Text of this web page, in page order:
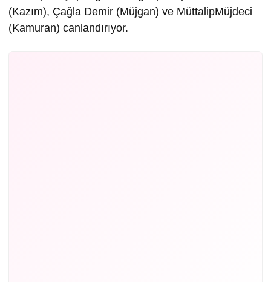
(Kazım), Çağla Demir (Müjgan) ve MüttalipMüjdeci
(Kamuran) canlandırıyor.